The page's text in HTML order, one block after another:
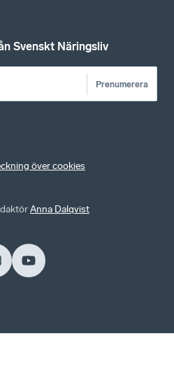
Svenskt Näringsliv
Prenumerera
över cookies
Anna Dalqvist